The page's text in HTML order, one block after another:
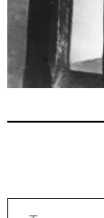
Type your email…